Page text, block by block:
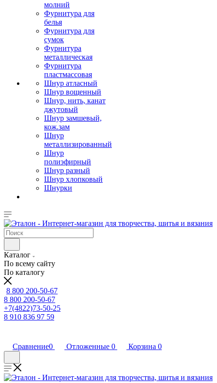
молний
Фурнитура для
белья
Фурнитура для
сумок
Фурнитура
металлическая
Фурнитура
пластмассовая
Шнур атласный
Шнур вощенный
Шнур, нить, канат
джутовый
Шнур замшевый,
кож.зам
Шнур
металлизированный
Шнур
полиэфирный
Шнур разный
Шнур хлопковый
Шнурки
Каталог
По всему сайту
По каталогу
8 800 200-50-67
8 800 200-50-67
+7(4822)73-50-25
8 910 836 97 59
Сравнение0 Отложенные 0 Корзина 0